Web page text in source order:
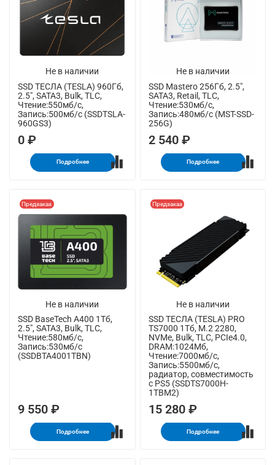
Не в наличии
SSD ТЕСЛА (TESLA) 960Гб,
2.5", SATA3, Bulk, TLC,
Чтение:550мб/с,
Запись:500мб/с (SSDTSLA-
960GS3)
0 ₽
Подробнее
Не в наличии
SSD Mastero 256Гб, 2.5",
SATA3, Retail, TLC,
Чтение:530мб/с,
Запись:480мб/с (MST-SSD-
256G)
2 540 ₽
Подробнее
Не в наличии
Предзаказ
SSD BaseTech A400 1Тб,
2.5", SATA3, Bulk, TLC,
Чтение:580мб/с,
Запись:530мб/с
(SSDBTA4001TBN)
9 550 ₽
Подробнее
Не в наличии
Предзаказ
SSD ТЕСЛА (TESLA) PRO
TS7000 1Тб, M.2 2280,
NVMe, Bulk, TLC, PCIe4.0,
DRAM:1024Мб,
Чтение:7000мб/с,
Запись:5500мб/с,
радиатор, совместимость
с PS5 (SSDTS7000H-
1TBM2)
15 280 ₽
Подробнее